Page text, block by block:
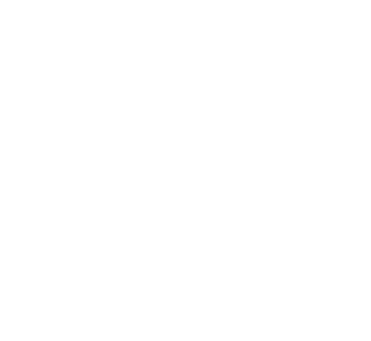
aos favoritos